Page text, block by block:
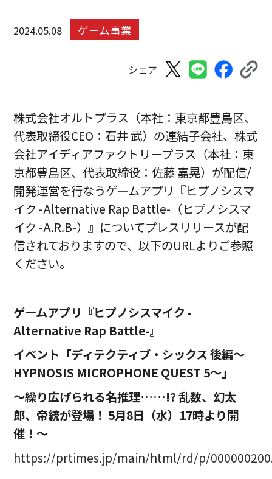
2024.05.08 ゲーム事業
シェア
株式会社オルトプラス（本社：東京都豊島区、
代表取締役CEO：石井 武）の連結子会社、株式
会社アイディアファクトリープラス（本社：東
京都豊島区、代表取締役：佐藤 嘉晃）が配信/
開発運営を行なうゲームアプリ『ヒプノシスマ
イク -Alternative Rap Battle-（ヒプノシスマ
イク -A.R.B-）』についてプレスリリースが配
信されておりますので、以下のURLよりご参照
ください。
ゲームアプリ『ヒプノシスマイク -
Alternative Rap Battle-』
イベント「ディテクティブ・シックス 後編～
HYPNOSIS MICROPHONE QUEST 5～」
～繰り広げられる名推理……!? 乱数、幻太
郎、帝統が登場！ 5月8日（水）17時より開
催！～
https://prtimes.jp/main/html/rd/p/